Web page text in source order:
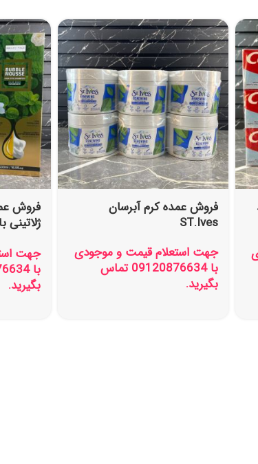
فروش عمده کرم آبرسان
ST.Ives
جهت استعلام قیمت و موجودی
با 09120876634 تماس
بگیرید.
فروش
جهت
بگیرید.